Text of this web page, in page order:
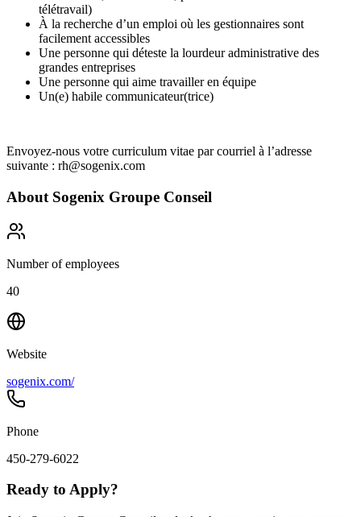
télétravail)
À la recherche d’un emploi où les gestionnaires sont
facilement accessibles
Une personne qui déteste la lourdeur administrative des
grandes entreprises
Une personne qui aime travailler en équipe
Un(e) habile communicateur(trice)
Envoyez-nous votre curriculum vitae par courriel à l’adresse
suivante : rh@sogenix.com
About Sogenix Groupe Conseil
Number of employees
40
Website
sogenix.com/
Phone
450-279-6022
Ready to Apply?